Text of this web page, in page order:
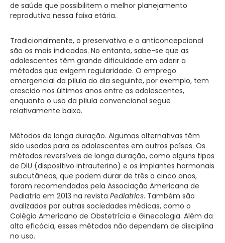
de saúde que possibilitem o melhor planejamento
reprodutivo nessa faixa etária.
Tradicionalmente, o preservativo e o anticoncepcional
são os mais indicados. No entanto, sabe-se que as
adolescentes têm grande dificuldade em aderir a
métodos que exigem regularidade. O emprego
emergencial da pílula do dia seguinte, por exemplo, tem
crescido nos últimos anos entre as adolescentes,
enquanto o uso da pílula convencional segue
relativamente baixo.
Métodos de longa duração. Algumas alternativas têm
sido usadas para as adolescentes em outros países. Os
métodos reversíveis de longa duração, como alguns tipos
de DIU (dispositivo intrauterino) e os implantes hormonais
subcutâneos, que podem durar de três a cinco anos,
foram recomendados pela Associação Americana de
Pediatria em 2013 na revista Pediatrics. Também são
avalizados por outras sociedades médicas, como o
Colégio Americano de Obstetrícia e Ginecologia. Além da
alta eficácia, esses métodos não dependem de disciplina
no uso.